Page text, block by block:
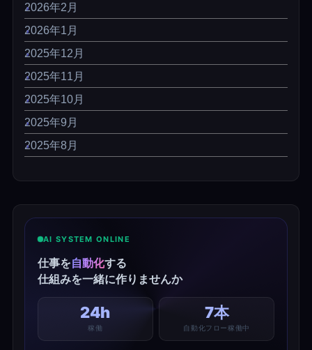
2026年2月
2026年1月
2025年12月
2025年11月
2025年10月
2025年9月
2025年8月
AI SYSTEM ONLINE
仕事を自動化する
仕組みを一緒に作りませんか
24h
稼働
7本
自動化フロー稼働中